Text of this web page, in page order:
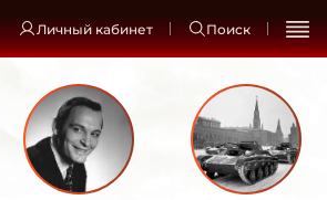
Личный кабинет Поиск